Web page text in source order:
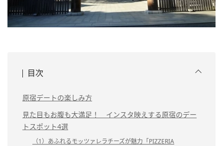
目次
原宿デートの楽しみ方
見た目もお腹も大満足！ インスタ映えする原宿のデー
トスポット4選
（1）あふれるモッツァレラチーズが魅力「PIZZERIA